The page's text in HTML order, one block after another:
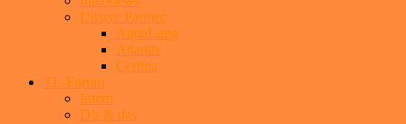
Unsere Partner
AquaLung
Atlantis
Certina
TL-Forum
Intern
D’s & das